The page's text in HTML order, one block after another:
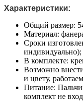
Характеристики:
Общий размер:
Материал:
Сроки
индивидуально);
В комплекте:
Возможно
и цвету,
Питание:
комплект не